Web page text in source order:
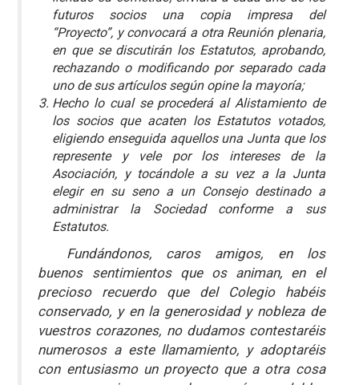
futuros socios una copia impresa del
“Proyecto”, y convocará a otra Reunión plenaria,
en que se discutirán los Estatutos, aprobando,
rechazando o modificando por separado cada
uno de sus artículos según opine la mayoría;
Hecho lo cual se procederá al Alistamiento de
los socios que acaten los Estatutos votados,
eligiendo enseguida aquellos una Junta que los
represente y vele por los intereses de la
Asociación, y tocándole a su vez a la Junta
elegir en su seno a un Consejo destinado a
administrar la Sociedad conforme a sus
Estatutos.
Fundándonos, caros amigos, en los
buenos sentimientos que os animan, en el
precioso recuerdo que del Colegio habéis
conservado, y en la generosidad y nobleza de
vuestros corazones, no dudamos contestaréis
numerosos a este llamamiento, y adoptaréis
con entusiasmo un proyecto que a otra cosa